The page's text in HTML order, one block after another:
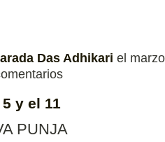
Das Adhikari el
5 y el 11
PUNJA